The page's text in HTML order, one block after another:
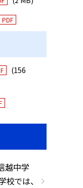
PDF
(156
越中学
校では、